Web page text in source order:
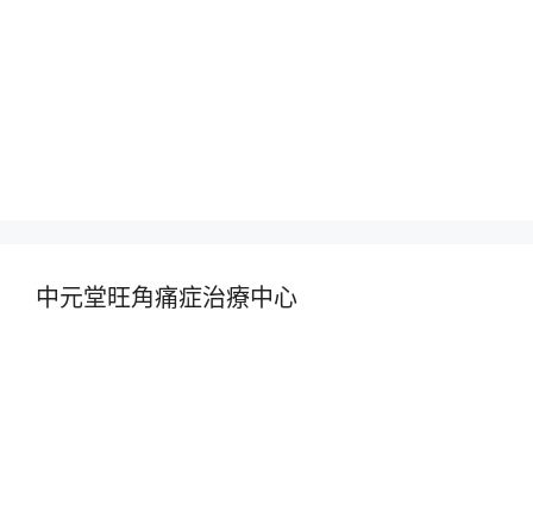
中元堂旺角痛症治療中心